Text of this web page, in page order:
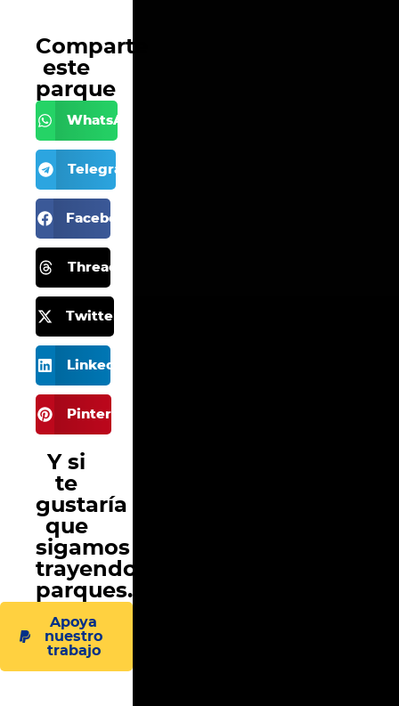
Comparte
este
parque
WhatsApp
Telegram
Facebook
Threads
Twitter X
LinkedIn
Pinterest
Y si
te
gustaría
que
sigamos
trayendo
parques...
Apoya
nuestro
trabajo